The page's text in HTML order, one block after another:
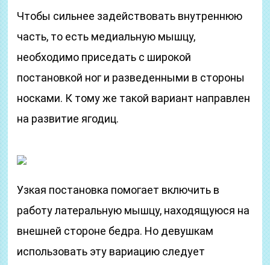
Чтобы сильнее задействовать внутреннюю
часть, то есть медиальную мышцу,
необходимо приседать с широкой
постановкой ног и разведенными в стороны
носками. К тому же такой вариант направлен
на развитие ягодиц.
Узкая постановка помогает включить в
работу латеральную мышцу, находящуюся на
внешней стороне бедра. Но девушкам
использовать эту вариацию следует